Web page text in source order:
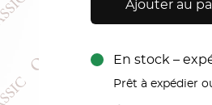
Ajouter au
En stock –
Prêt à expédier